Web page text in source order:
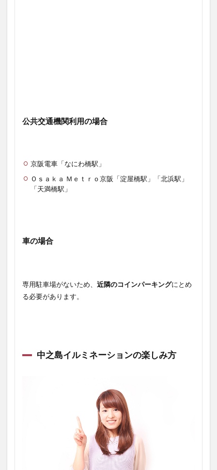
公共交通機関利用の場合
京阪電車「なにわ橋駅」
Ｏｓａｋａ Ｍｅｔｒｏ京阪「淀屋橋駅」「北浜駅」
「天満橋駅」
車の場合
専用駐車場がないため、 近隣のコインパーキングにとめ
る必要があります。
中之島イルミネーションの楽しみ方